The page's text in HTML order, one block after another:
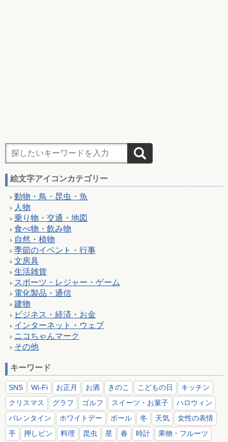
絵文字アイコンカテゴリー
動物・鳥・昆虫・魚
人物
乗り物・交通・地図
食べ物・飲み物
自然・植物
季節のイベント・行事
文房具
生活雑貨
スポーツ・レジャー・ゲーム
電化製品・通信
建物
ビジネス・経済・お金
インターネット・ウェブ
ニコちゃんマーク
その他
キーワード
SNS Wi-Fi お正月 お酒 きのこ こどもの日
キッチン
クリスマス
グラフ ゴルフ スイーツ・お菓子
ハロウィン
バレンタイン
ホワイトデー ボール 冬 天気
女性の表情
手
押しピン 料理 昆虫 星 春 時計 果物・フルーツ